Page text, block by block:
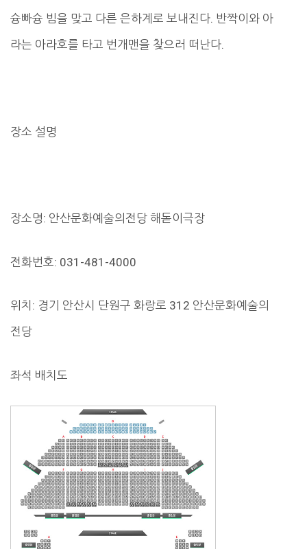
슝빠슝 빔을 맞고 다른 은하계로 보내진다. 반짝이와 아
라는 아라호를 타고 번개맨을 찾으러 떠난다.
장소 설명
장소명: 안산문화예술의전당 해돋이극장
전화번호: 031-481-4000
위치: 경기 안산시 단원구 화랑로 312 안산문화예술의
전당
좌석 배치도